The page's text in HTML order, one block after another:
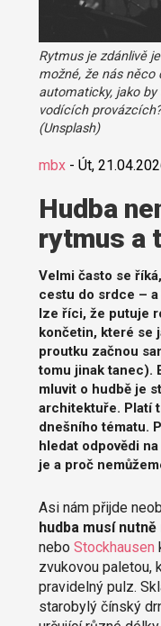
Rytmus je zdánlivě
možné, že nás něco
automaticky, jako
vodících
(Unsplash)
mbx- Út,
Hudba
rytmus a
Velmi často se
cestu do srdce –
lze říci, že putuje
končetin, které se
proutku začnou
tomu jinak tanec).
mluvit o hudbě je
architektuře. Platí
dnešního tématu.
hledat odpovědi
je a proč
Asi nám přijde
hudba musí
nebo Stockhausen
zvukovou paletou,
pravidelný pulz.
starobylý čínský